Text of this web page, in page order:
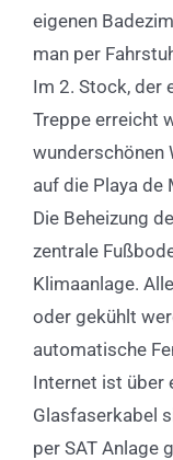
eigenen
man per
Im 2. Stock, der
Treppe erreicht
wunderschönen
auf die Playa de
Die Beheizung
zentrale
Klimaanlage.
oder gekühlt
automatische
Internet ist über
Glasfaserkabel
per SAT Anlage